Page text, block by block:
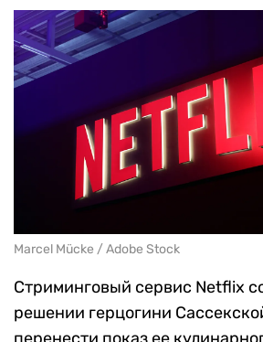
Marcel Mücke / Adobe Stock
Стриминговый сервис Netflix
решении герцогини